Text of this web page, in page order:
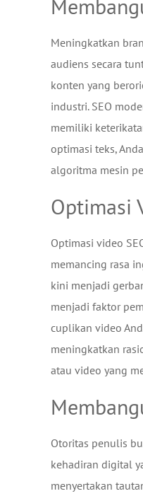
Meningkatkan
audiens secara
konten yang
industri. SEO
memiliki
optimasi teks,
algoritma mesin
Optimasi
Optimasi video
memancing rasa
kini menjadi
menjadi faktor
cuplikan video
meningkatkan
atau video yang
Otoritas penulis
kehadiran digital
menyertakan